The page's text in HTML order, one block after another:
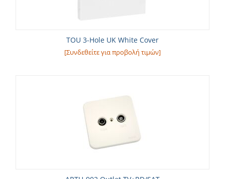
TOU 3-Hole UK White Cover
[Συνδεθείτε για προβολή τιμών]